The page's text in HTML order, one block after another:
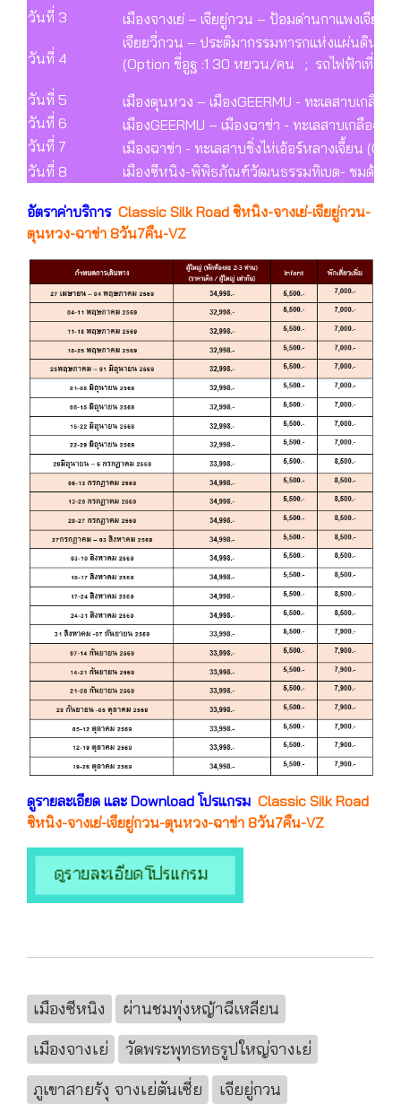
วันที่ 3
เมืองจางเย่ – เจียยู่กวน – ป้อมด่านกาแพงเจีย
วันที่ 4
เจียยวี่กวน – ประติมากรรมทารกแห่งแผ่นดิน –
(Option ขี่อูฐ :1 30 หยวน/คน ; รถไฟฟ้าเที่ยวเ
วันที่ 5
เมืองตุนหวง – เมืองGEERMU - ทะเลสาบเกลื
วันที่ 6
เมืองGEERMU – เมืองฉาข่า - ทะเลสาบเกลือฉ
วันที่ 7
เมืองฉาข่า - ทะเลสาบชิ่งไห่เอ้อร์หลางเจี้ยน
วันที่ 8
เมืองซีหนิง-พิพิธภัณฑ์วัฒนธรรมทิเบต- ชมด้าน
อัตราค่าบริการ Classic Silk Road ซิหนิง-จางเย่-เจียยู่กวน-
ตุนหวง-ฉาข่า 8วัน7คืน-VZ
ดูรายละเอียด และ Download โปรแกรม Classic Silk Road
ซิหนิง-จางเย่-เจียยู่กวน-ตุนหวง-ฉาข่า 8วัน7คืน-VZ
เมืองซีหนิง
ผ่านชมทุ่งหญ้าฉีเหลียน
เมืองจางเย่
วัดพระพุทธทธรูปใหญ่จางเย่
ภูเขาสายร้งุ จางเย่ตันเซี่ย
เจียยู่กวน